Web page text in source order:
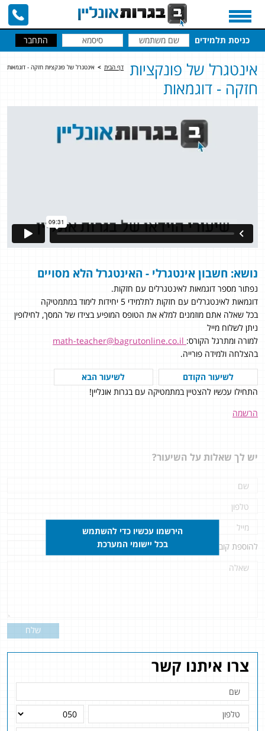
כניסת תלמידים
צרו איתנו קשר
דף הבית > אינטגרל של פונקציות חזקה - דוגמאות
אינטגרל של פונקציות
חזקה - דוגמאות
נושא: חשבון אינטגרלי - האינטגרל הלא מסויים
נפתור מספר דוגמאות לאינטגרלים עם חזקות.
דוגמאות לאינטגרלים עם חזקות לתלמידי 5 יחידות לימוד במתמטיקה
בכל שאלה אתם מוזמנים למלא את הטופס המופיע בצידו של המסך, לחילופין
ניתן לשלוח מייל
למורה ומתרגל הקורס:
בהצלחה ולמידה פורייה.
לשיעור הקודם
לשיעור הבא
התחילו עכשיו להצטיין במתמטיקה עם בגרות אונליין!
הרשמה
יש לך שאלות על השיעור?
להוספת קובץ
שלח
הירשמו עכשיו כדי להשתמש
בכל יישומי המערכת